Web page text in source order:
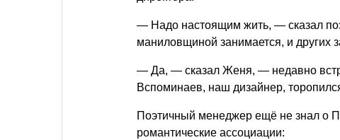
— Надо настоящим жить, — сказал
маниловщиной занимается, и других
— Да, — сказал Женя, — недавно
Вспоминаев, наш дизайнер,
Поэтичный менеджер ещё не знал о
романтические ассоциации: